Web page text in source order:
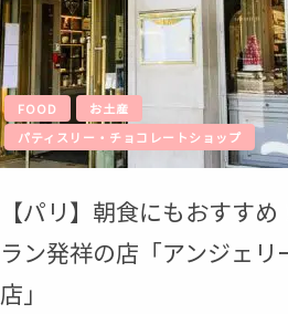
FOOD
お土産
パティスリー・チョコレートショップ
【パリ】朝食にもおすすめ
ラン発祥の店「アンジェリ
店」